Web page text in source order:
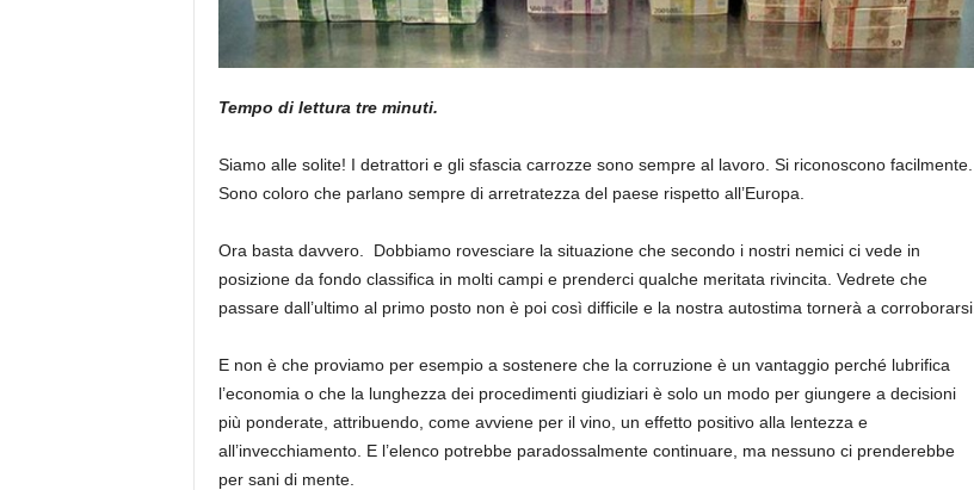
Tempo di lettura tre minuti.
Siamo alle solite! I detrattori e gli sfascia carrozze sono sempre al lavoro. Si riconoscono facilmente.
Sono coloro che parlano sempre di arretratezza del paese rispetto all’Europa.
Ora basta davvero. Dobbiamo rovesciare la situazione che secondo i nostri nemici ci vede in
posizione da fondo classifica in molti campi e prenderci qualche meritata rivincita. Vedrete che
passare dall’ultimo al primo posto non è poi così difficile e la nostra autostima tornerà a corroborarsi.
E non è che proviamo per esempio a sostenere che la corruzione è un vantaggio perché lubrifica
l’economia o che la lunghezza dei procedimenti giudiziari è solo un modo per giungere a decisioni
più ponderate, attribuendo, come avviene per il vino, un effetto positivo alla lentezza e
all’invecchiamento. E l’elenco potrebbe paradossalmente continuare, ma nessuno ci prenderebbe
per sani di mente.